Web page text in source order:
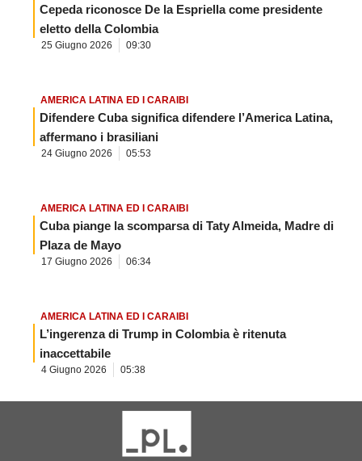
Cepeda riconosce De la Espriella come presidente
eletto della Colombia
25 Giugno 2026 09:30
AMERICA LATINA ED I CARAIBI
Difendere Cuba significa difendere l’America Latina,
affermano i brasiliani
24 Giugno 2026 05:53
AMERICA LATINA ED I CARAIBI
Cuba piange la scomparsa di Taty Almeida, Madre di
Plaza de Mayo
17 Giugno 2026 06:34
AMERICA LATINA ED I CARAIBI
L’ingerenza di Trump in Colombia è ritenuta
inaccettabile
4 Giugno 2026 05:38